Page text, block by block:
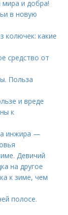
мира и добра!
в новую
колючек: какие
средство от
Польза
и вреде
к
инжира —
Девичий
на другое
к зиме, чем
полосе.